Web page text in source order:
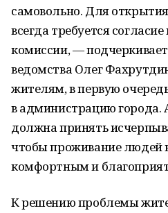
самовольно. Для
всегда требуется
комиссии, —
ведомства Олег
жителям, в первую
в администрацию
должна принять
чтобы проживание людей
комфортным и
К решению проблемы